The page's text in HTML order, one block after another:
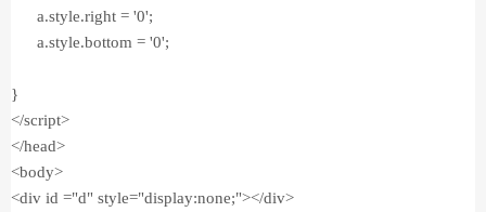
a.style.right = '0';
a.style.bottom = '0';
}
</script>
</head>
<body>
<div id ="d" style="display:none;"></div>